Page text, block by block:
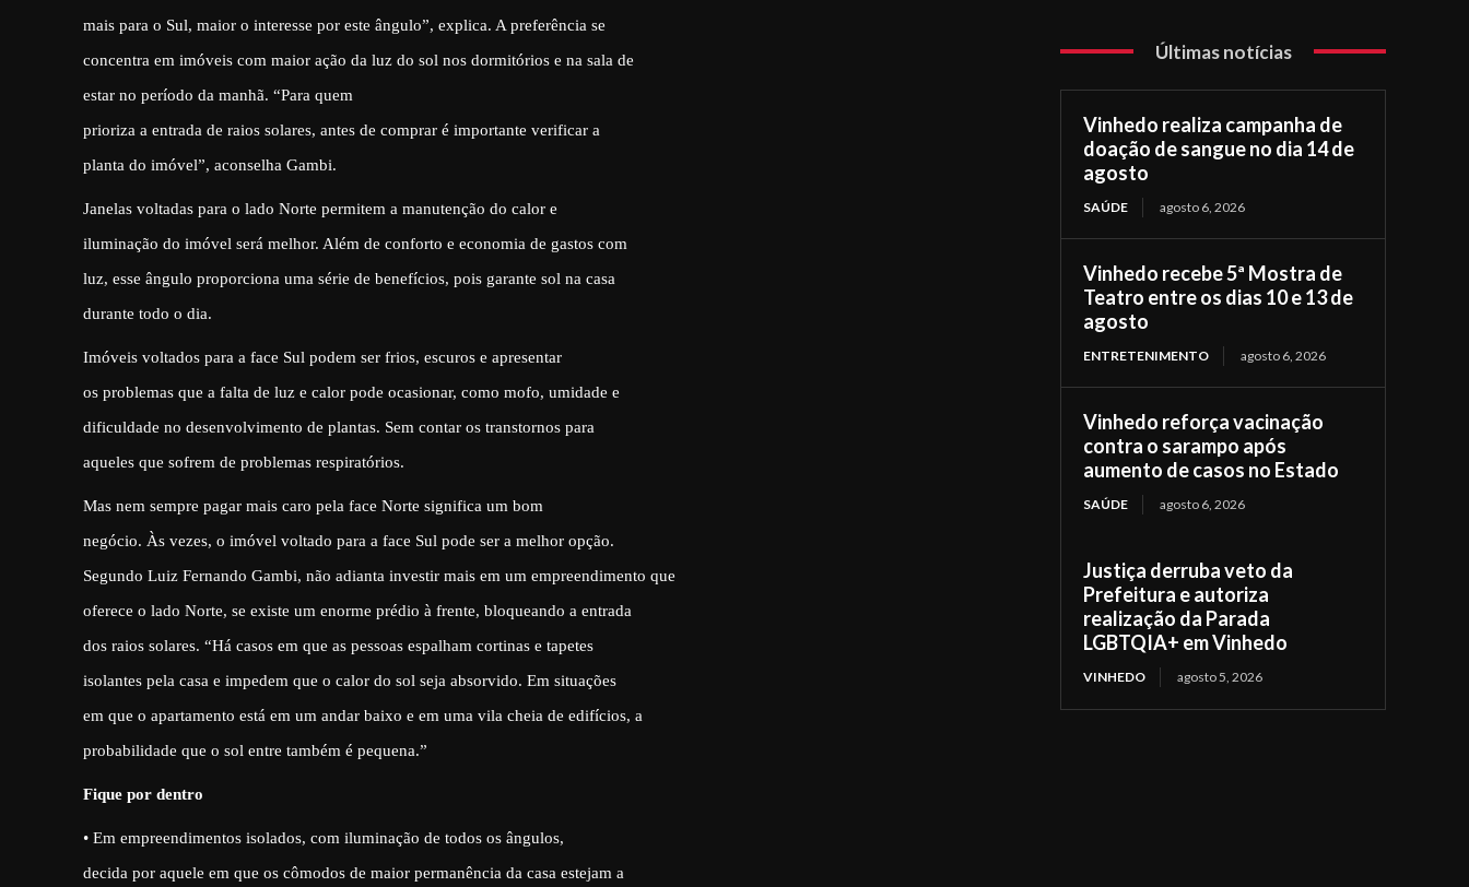
mais para o Sul, maior o interesse por este ângulo”, explica. A preferência se
concentra em imóveis com maior ação da luz do sol nos dormitórios e na sala de
estar no período da manhã. “Para quem
prioriza a entrada de raios solares, antes de comprar é importante verificar a
planta do imóvel”, aconselha Gambi.
Janelas voltadas para o lado Norte permitem a manutenção do calor e
iluminação do imóvel será melhor. Além de conforto e economia de gastos com
luz, esse ângulo proporciona uma série de benefícios, pois garante sol na casa
durante todo o dia.
Imóveis voltados para a face Sul podem ser frios, escuros e apresentar
os problemas que a falta de luz e calor pode ocasionar, como mofo, umidade e
dificuldade no desenvolvimento de plantas. Sem contar os transtornos para
aqueles que sofrem de problemas respiratórios.
Mas nem sempre pagar mais caro pela face Norte significa um bom
negócio. Às vezes, o imóvel voltado para a face Sul pode ser a melhor opção.
Segundo Luiz Fernando Gambi, não adianta investir mais em um empreendimento que
oferece o lado Norte, se existe um enorme prédio à frente, bloqueando a entrada
dos raios solares. “Há casos em que as pessoas espalham cortinas e tapetes
isolantes pela casa e impedem que o calor do sol seja absorvido. Em situações
em que o apartamento está em um andar baixo e em uma vila cheia de edifícios, a
probabilidade que o sol entre também é pequena.”
Fique por dentro
• Em empreendimentos isolados, com iluminação de todos os ângulos,
decida por aquele em que os cômodos de maior permanência da casa estejam a
Últimas notícias
Vinhedo realiza campanha de
doação de sangue no dia 14 de
agosto
SAÚDE agosto 6, 2026
Vinhedo recebe 5ª Mostra de
Teatro entre os dias 10 e 13 de
agosto
ENTRETENIMENTO agosto 6, 2026
Vinhedo reforça vacinação
contra o sarampo após
aumento de casos no Estado
SAÚDE agosto 6, 2026
Justiça derruba veto da
Prefeitura e autoriza
realização da Parada
LGBTQIA+ em Vinhedo
VINHEDO agosto 5, 2026